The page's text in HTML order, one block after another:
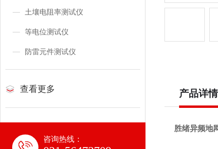
土壤电阻率测试仪
等电位测试仪
防雷元件测试仪
查看更多
咨询热线：
产品详情
胜绪异频地